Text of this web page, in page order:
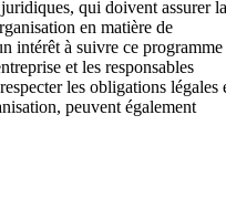
qui doivent assurer la
en matière de
intérêt à suivre ce programme
et les responsables
les obligations légales
peuvent également